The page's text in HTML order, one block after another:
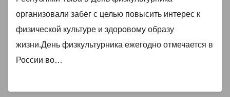
организовали забег с целью повысить интерес к
физической культуре и здоровому образу
жизни.День физкультурника ежегодно отмечается в
России во…